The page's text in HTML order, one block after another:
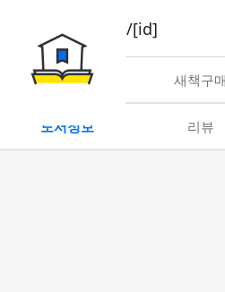
book/rent/[id]
대여 새책구매
도서정보 리뷰